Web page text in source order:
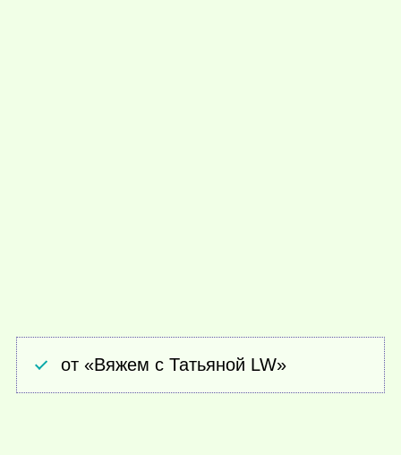
от «Вяжем с Татьяной LW»